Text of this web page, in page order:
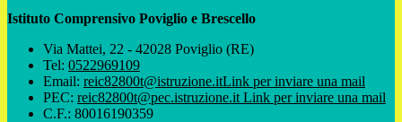
Istituto Comprensivo Poviglio e Brescello
Via Mattei, 22 - 42028 Poviglio (RE)
Tel: 0522969109
Email: reic82800t@istruzione.itLink per inviare una mail
PEC: reic82800t@pec.istruzione.it Link per inviare una mail
C.F.: 80016190359